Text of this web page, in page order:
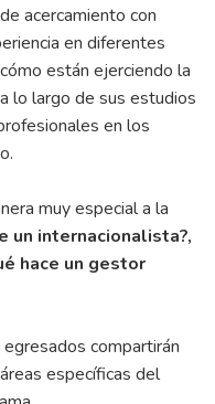
acercamiento con
en diferentes
están ejerciendo la
lo largo de sus estudios
en los
muy especial a la
un internacionalista?,
hace un gestor
compartirán
específicas del